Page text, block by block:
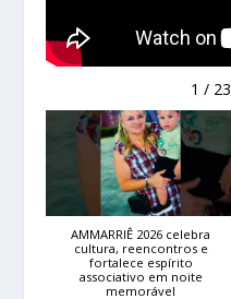
1 / 23
AMMARRIÊ 2026 celebra
cultura, reencontros e
fortalece espírito
associativo em noite
memorável